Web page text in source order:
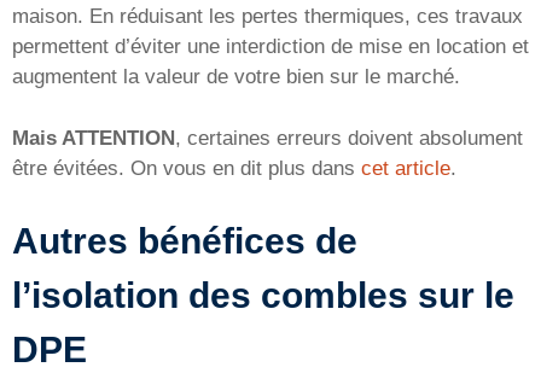
maison. En réduisant les pertes thermiques, ces travaux
permettent d’éviter une interdiction de mise en location et
augmentent la valeur de votre bien sur le marché.
Mais ATTENTION, certaines erreurs doivent absolument
être évitées. On vous en dit plus dans cet article.
Autres bénéfices de
l’isolation des combles sur le
DPE